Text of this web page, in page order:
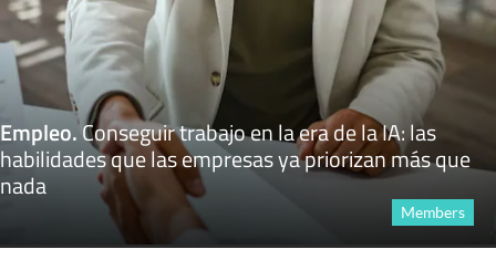
Empleo.Conseguir trabajo en la era de la IA: las
habilidades que las empresas ya priorizan más que
nada
Members